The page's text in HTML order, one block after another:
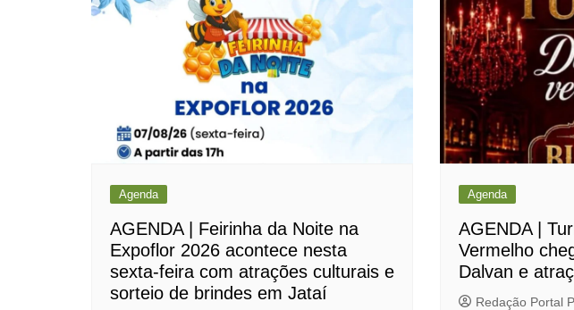
Agenda
AGENDA | Feirinha da Noite na
Expoflor 2026 acontece nesta
sexta-feira com atrações culturais e
sorteio de brindes em Jataí
Agenda
AGENDA |
Vermelho
Dalvan e
Redação Portal